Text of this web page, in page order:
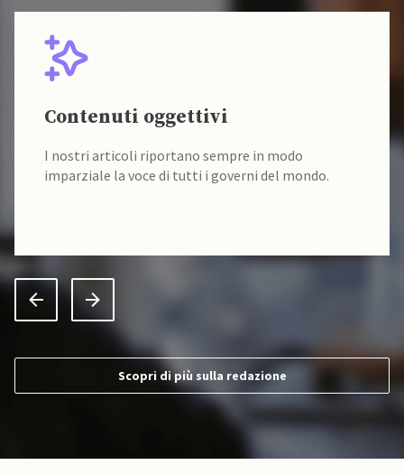
Contenuti oggettivi
I nostri articoli riportano sempre in modo
imparziale la voce di tutti i governi del mondo.
Scopri di più sulla redazione